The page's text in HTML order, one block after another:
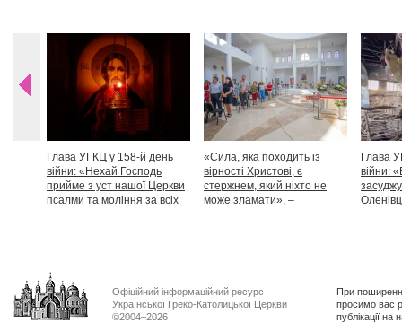
Глава УГКЦ у 158-й день
війни: «Нехай Господь
прийме з уст нашої Церкви
псалми та моління за всіх
«Сила, яка походить із
вірності Христові, є
стержнем, який ніхто не
може зламати», –
Глава
війни:
Офіційний інформаційний ресурс
Української Греко-Католицької Церкви
©2004–2026
При
просимо вас
публікації на